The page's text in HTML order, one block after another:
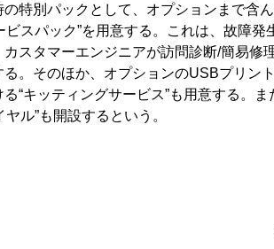
特別パックとして、オプションまで含
ビスパック”を用意する。これは、故障発
スタマーエンジニアが訪問診断/簡易修
。そのほか、オプションのUSBプリン
る“キッティングサービス”も用意する。
ル”も開設するという。